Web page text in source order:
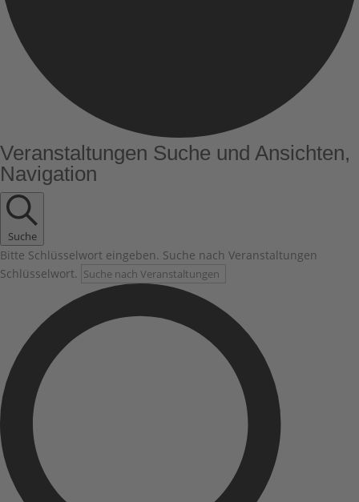
Veranstaltungen
Veranstaltungen Suche und Ansichten,
Navigation
Suche
Bitte Schlüsselwort eingeben. Suche nach Veranstaltungen
Schlüsselwort.